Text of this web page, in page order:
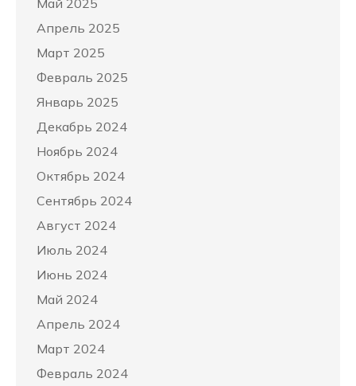
Апрель 2025
Март 2025
Февраль 2025
Январь 2025
Декабрь 2024
Ноябрь 2024
Октябрь 2024
Сентябрь 2024
Август 2024
Июль 2024
Июнь 2024
Май 2024
Апрель 2024
Март 2024
Февраль 2024